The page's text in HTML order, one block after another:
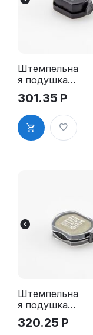
Штемпельна
я подушка
для GRM R17
2Pads
301.35 Р
Штемпельна
я подушка
для GRM
R24 2Pads
320.25 Р